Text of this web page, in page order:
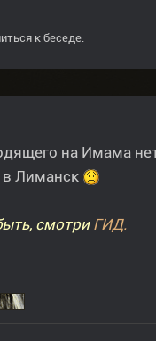
к беседе.
на Имама
в Лиманск
смотри ГИД.